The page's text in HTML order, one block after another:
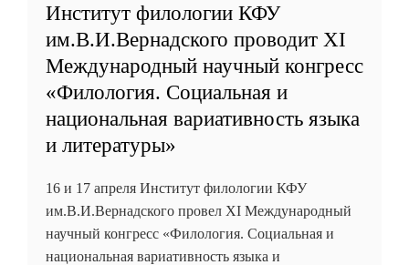
Институт филологии КФУ
им.В.И.Вернадского проводит XI
Международный научный конгресс
«Филология. Социальная и
национальная вариативность языка
и литературы»
16 и 17 апреля Институт филологии КФУ
им.В.И.Вернадского провел XI Международный
научный конгресс «Филология. Социальная и
национальная вариативность языка и